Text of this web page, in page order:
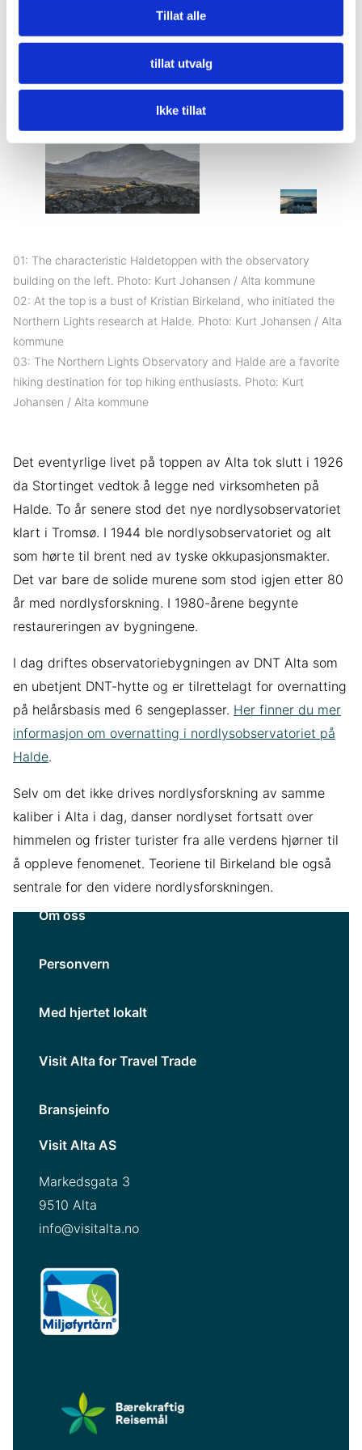
Tillat alle
tillat utvalg
Ikke tillat
oppe. I 1912 stod en ny bygning klar, som senere ble
utvidet, og huset forskerne og deres familier.
01: The characteristic Haldetoppen with the observatory
building on the left. Photo: Kurt Johansen / Alta kommune
02: At the top is a bust of Kristian Birkeland, who initiated the
Northern Lights research at Halde. Photo: Kurt Johansen / Alta
kommune
03: The Northern Lights Observatory and Halde are a favorite
hiking destination for top hiking enthusiasts. Photo: Kurt
Johansen / Alta kommune
Det eventyrlige livet på toppen av Alta tok slutt i 1926
da Stortinget vedtok å legge ned virksomheten på
Halde. To år senere stod det nye nordlysobservatoriet
klart i Tromsø. I 1944 ble nordlysobservatoriet og alt
som hørte til brent ned av tyske okkupasjonsmakter.
Det var bare de solide murene som stod igjen etter 80
år med nordlysforskning. I 1980-årene begynte
restaureringen av bygningene.
I dag driftes observatoriebygningen av DNT Alta som
en ubetjent DNT-hytte og er tilrettelagt for overnatting
på helårsbasis med 6 sengeplasser. Her finner du mer
informasjon om overnatting i nordlysobservatoriet på
Halde.
Selv om det ikke drives nordlysforskning av samme
kaliber i Alta i dag, danser nordlyset fortsatt over
himmelen og frister turister fra alle verdens hjørner til
å oppleve fenomenet. Teoriene til Birkeland ble også
sentrale for den videre nordlysforskningen.
Om oss
Personvern
Med hjertet lokalt
Visit Alta for Travel Trade
Bransjeinfo
Visit Alta AS
Markedsgata 3
9510 Alta
info@visitalta.no